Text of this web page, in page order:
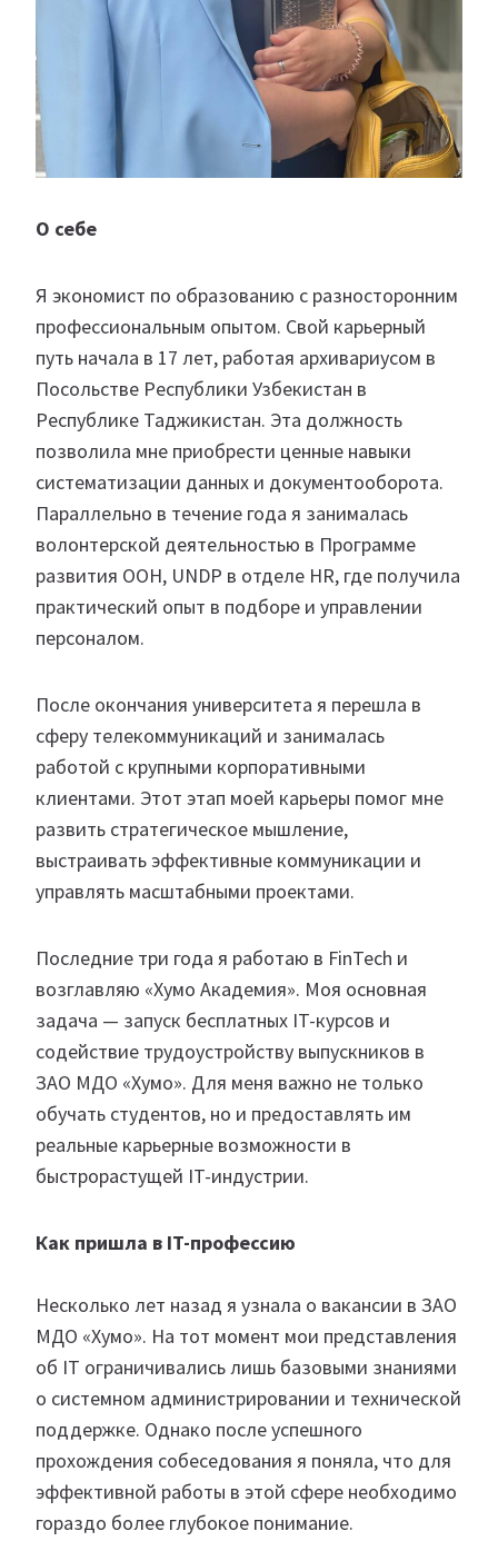
О себе
Я экономист по образованию с разносторонним
профессиональным опытом. Свой карьерный
путь начала в 17 лет, работая архивариусом в
Посольстве Республики Узбекистан в
Республике Таджикистан. Эта должность
позволила мне приобрести ценные навыки
систематизации данных и документооборота.
Параллельно в течение года я занималась
волонтерской деятельностью в Программе
развития ООН, UNDP в отделе HR, где получила
практический опыт в подборе и управлении
персоналом.
После окончания университета я перешла в
сферу телекоммуникаций и занималась
работой с крупными корпоративными
клиентами. Этот этап моей карьеры помог мне
развить стратегическое мышление,
выстраивать эффективные коммуникации и
управлять масштабными проектами.
Последние три года я работаю в FinTech и
возглавляю «Хумо Академия». Моя основная
задача — запуск бесплатных IT-курсов и
содействие трудоустройству выпускников в
ЗАО МДО «Хумо». Для меня важно не только
обучать студентов, но и предоставлять им
реальные карьерные возможности в
быстрорастущей IT-индустрии.
Как пришла в IT-профессию
Несколько лет назад я узнала о вакансии в ЗАО
МДО «Хумо». На тот момент мои представления
об IT ограничивались лишь базовыми знаниями
о системном администрировании и технической
поддержке. Однако после успешного
прохождения собеседования я поняла, что для
эффективной работы в этой сфере необходимо
гораздо более глубокое понимание.